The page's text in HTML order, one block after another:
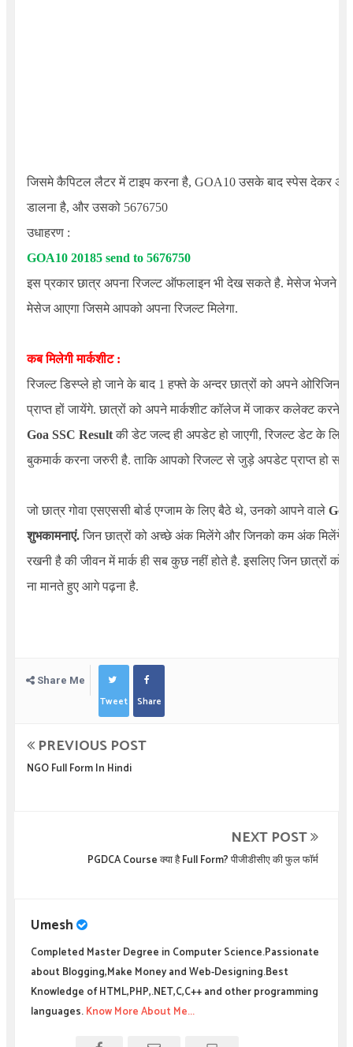
जिसमे कैपिटल लैटर में टाइप करना है, GOA10 उसके बाद स्पेस देकर
डालना है, और उसको 5676750
उधाहरण :
GOA10 20185 send to 5676750
इस प्रकार छात्र अपना रिजल्ट ऑफलाइन भी देख सकते है. मेसेज भेजने के
मेसेज आएगा जिसमे आपको अपना रिजल्ट मिलेगा.
कब मिलेगी मार्कशीट :
रिजल्ट डिस्प्ले हो जाने के बाद 1 हफ्ते के अन्दर छात्रों को अपने
प्राप्त हों जायेंगे. छात्रों को अपने मार्कशीट कॉलेज में जाकर कलेक्ट करने
Goa SSC Result की डेट जल्द ही अपडेट हो जाएगी, रिजल्ट डेट के लिए
बुकमार्क करना जरुरी है. ताकि आपको रिजल्ट से जुड़े अपडेट प्राप्त हो सके.
जो छात्र गोवा एसएससी बोर्ड एग्जाम के लिए बैठे थे, उनको आपने वाले
शुभकामनाएं.जिन छात्रों को अच्छे अंक मिलेंगे और जिनको कम अंक मिलेंगे
रखनी है की जीवन में मार्क ही सब कुछ नहीं होते है. इसलिए जिन छात्रों को
ना मानते हुए आगे पढ़ना है.
Share Me
Tweet Share
PREVIOUS POST
NGO Full Form In Hindi
NEXT POST
PGDCA Course क्या है Full Form? पीजीडीसीए की फुल फॉर्म
Umesh
Completed Master Degree in Computer Science.Passionate
about Blogging,Make Money and Web-Designing.Best
Knowledge of HTML,PHP,.NET,C,C++ and other programming
languages.Know More About Me...